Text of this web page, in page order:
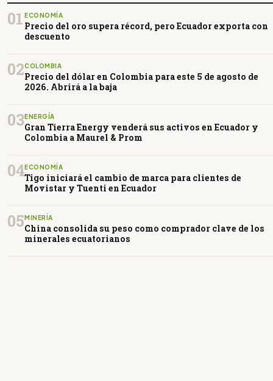
01 ECONOMÍA
Precio del oro supera récord, pero Ecuador exporta con
descuento
02COLOMBIA
Precio del dólar en Colombia para este 5 de agosto de
2026. Abrirá a la baja
03ENERGÍA
Gran Tierra Energy venderá sus activos en Ecuador y
Colombia a Maurel & Prom
04ECONOMÍA
Tigo iniciará el cambio de marca para clientes de
Movistar y Tuenti en Ecuador
05MINERÍA
China consolida su peso como comprador clave de los
minerales ecuatorianos